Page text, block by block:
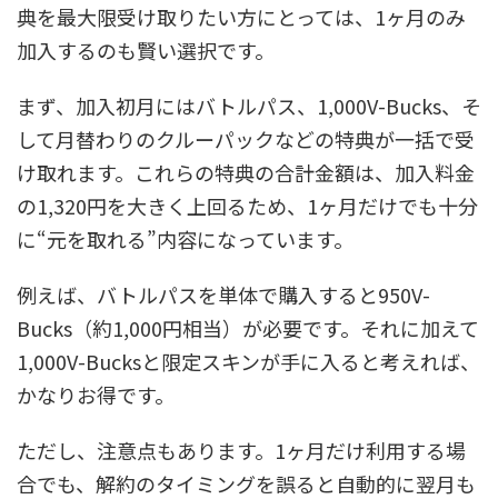
典を最大限受け取りたい方にとっては、1ヶ月のみ
加入するのも賢い選択です。
まず、加入初月にはバトルパス、1,000V-Bucks、そ
して月替わりのクルーパックなどの特典が一括で受
け取れます。これらの特典の合計金額は、加入料金
の1,320円を大きく上回るため、1ヶ月だけでも十分
に“元を取れる”内容になっています。
例えば、バトルパスを単体で購入すると950V-
Bucks（約1,000円相当）が必要です。それに加えて
1,000V-Bucksと限定スキンが手に入ると考えれば、
かなりお得です。
ただし、注意点もあります。1ヶ月だけ利用する場
合でも、解約のタイミングを誤ると自動的に翌月も